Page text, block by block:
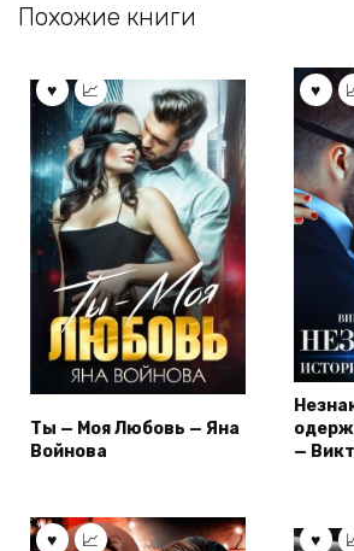
Похожие книги
Ты — Моя Любовь — Яна
Войнова
—